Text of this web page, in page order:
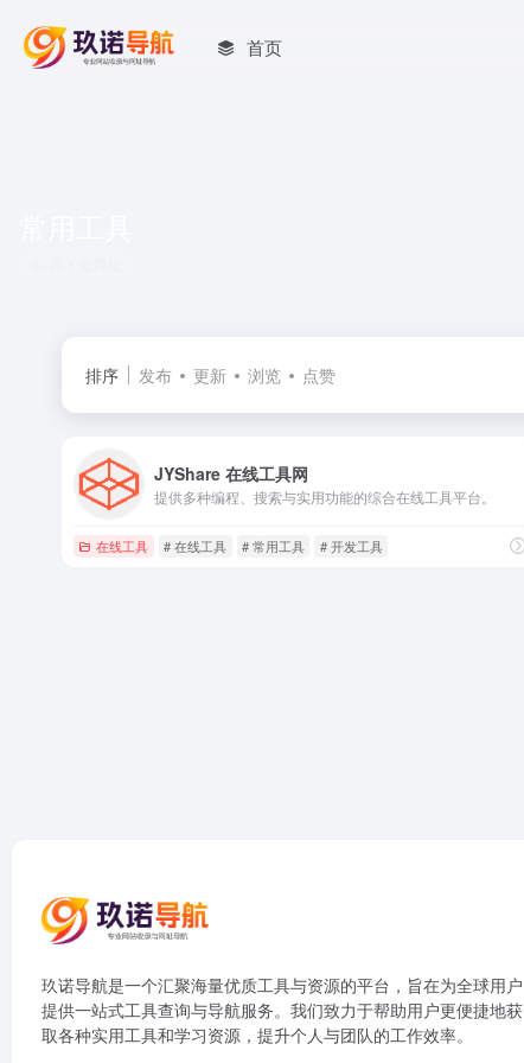
首页
排序 发布 更新 浏览 点赞
JYShare 在线工具网
提供多种编程、搜索与实用功能的综合在线工具平台。
在线工具 # 在线工具 # 常用工具 # 开发工具
玖诺导航是一个汇聚海量优质工具与资源的平台，旨在为全球用户
提供一站式工具查询与导航服务。我们致力于帮助用户更便捷地获
取各种实用工具和学习资源，提升个人与团队的工作效率。